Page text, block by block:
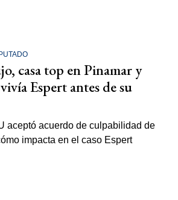
casa top en Pinamar y
Espert antes de su